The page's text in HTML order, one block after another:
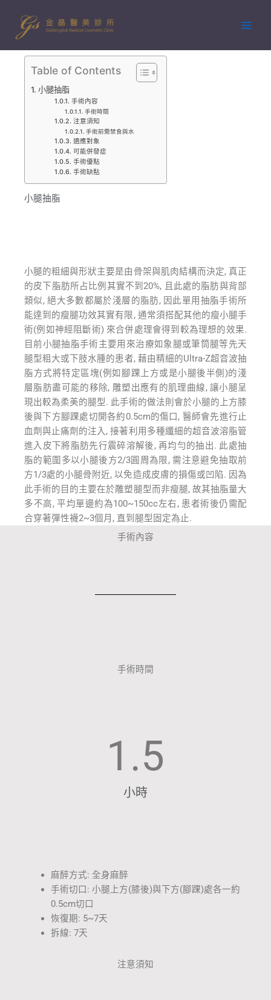
要
Table of Contents
小腿抽脂
手術內容
手術時間
注意須知
手術前需禁食與水
適應對象
可能併發症
手術優點
手術缺點
小腿抽脂
小腿的粗細與形狀主要是由骨架與肌肉結構而決定, 真正
的皮下脂肪所占比例其實不到20%, 且此處的脂肪與背部
類似, 絕大多數都屬於淺層的脂肪, 因此單用抽脂手術所
能達到的瘦腿功效其實有限, 通常須搭配其他的瘦小腿手
術(例如神經阻斷術) 來合併處理會得到較為理想的效果.
目前小腿抽脂手術主要用來治療如象腿或筆筒腿等先天
腿型粗大或下肢水腫的患者, 藉由精細的Ultra-Z超音波抽
脂方式將特定區塊(例如腳踝上方或是小腿後半側)的淺
層脂肪盡可能的移除, 雕塑出應有的肌理曲線, 讓小腿呈
現出較為柔美的腿型. 此手術的做法則會於小腿的上方膝
後與下方腳踝處切開各約0.5cm的傷口, 醫師會先進行止
血劑與止痛劑的注入, 接著利用多種纖細的超音波溶脂管
進入皮下將脂肪先行震碎溶解後, 再均勻的抽出. 此處抽
脂的範圍多以小腿後方2/3圓周為限, 需注意避免抽取前
方1/3處的小腿骨附近, 以免造成皮膚的損傷或凹陷. 因為
此手術的目的主要在於雕塑腿型而非瘦腿, 故其抽脂量大
多不高, 平均單邊約為100~150cc左右, 患者術後仍需配
合穿著彈性襪2~3個月, 直到腿型固定為止.
手術內容
手術時間
小時
1.5
麻醉方式: 全身麻醉
手術切口: 小腿上方(膝後)與下方(腳踝)處各一約
0.5cm切口
恢復期: 5~7天
拆線: 7天
注意須知